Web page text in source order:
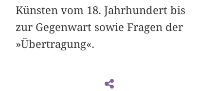
Künsten vom 18. Jahrhundert bis
zur Gegenwart sowie Fragen der
»Übertragung«.